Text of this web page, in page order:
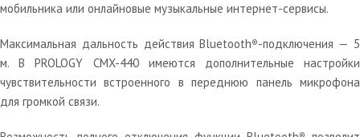
мобильника или онлайновые музыкальные интернет-сервисы.
Максимальная дальность действия Bluetooth®-подключения — 5
м. В PROLOGY CMX-440 имеются дополнительные настройки
чувствительности встроенного в переднюю панель микрофона
для громкой связи.